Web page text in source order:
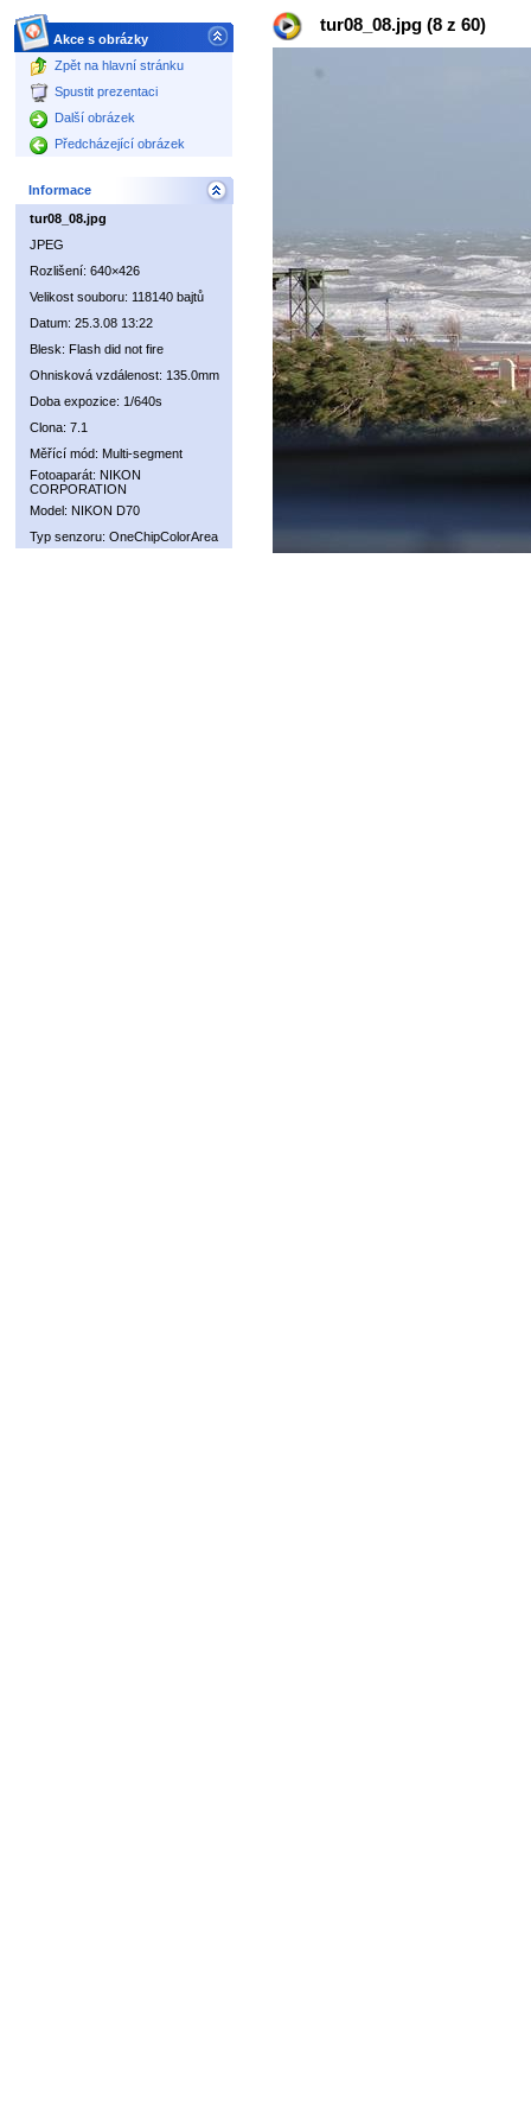
Akce s obrázky
Zpět na hlavní stránku
Spustit prezentaci
Další obrázek
Předcházející obrázek
Informace
tur08_08.jpg
JPEG
Rozlišení: 640×426
Velikost souboru: 118140 bajtů
Datum: 25.3.08 13:22
Blesk: Flash did not fire
Ohnisková vzdálenost: 135.0mm
Doba expozice: 1/640s
Clona: 7.1
Měřící mód: Multi-segment
Fotoaparát: NIKON
CORPORATION
Model: NIKON D70
Typ senzoru: OneChipColorArea
tur08_08.jpg (8 z 60)